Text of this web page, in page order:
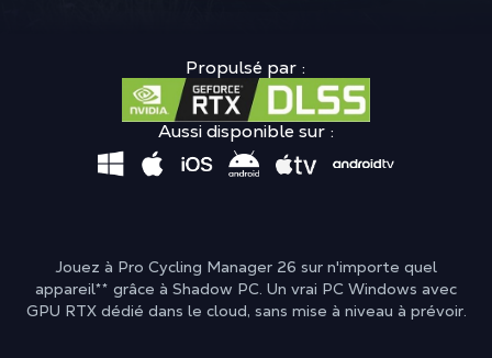
Propulsé par :
Aussi disponible sur :
Jouez à Pro Cycling Manager 26 sur n'importe quel
appareil** grâce à Shadow PC. Un vrai PC Windows avec
GPU RTX dédié dans le cloud, sans mise à niveau à prévoir.